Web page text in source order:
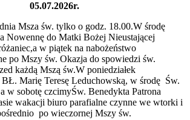
05.07.2026r.
Msza św. tylko o godz. 18.00.W środę
Nowennę do Matki Bożej Nieustającej
w piątek na nabożeństwo
po Mszy św. Okazja do spowiedzi św.
każdą Mszą św.W poniedziałek
Marię Teresę Leduchowską, w środę Św.
w sobotę czcimyŚw. Benedykta Patrona
wakacji biuro parafialne czynne we wtorki i
po wieczornej Mszy św.